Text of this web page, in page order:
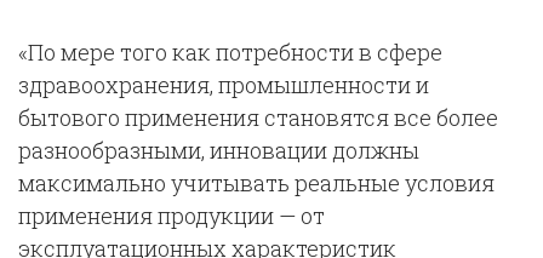
«По мере того как потребности в сфере
здравоохранения, промышленности и
бытового применения становятся все более
разнообразными, инновации должны
максимально учитывать реальные условия
применения продукции — от
эксплуатационных характеристик